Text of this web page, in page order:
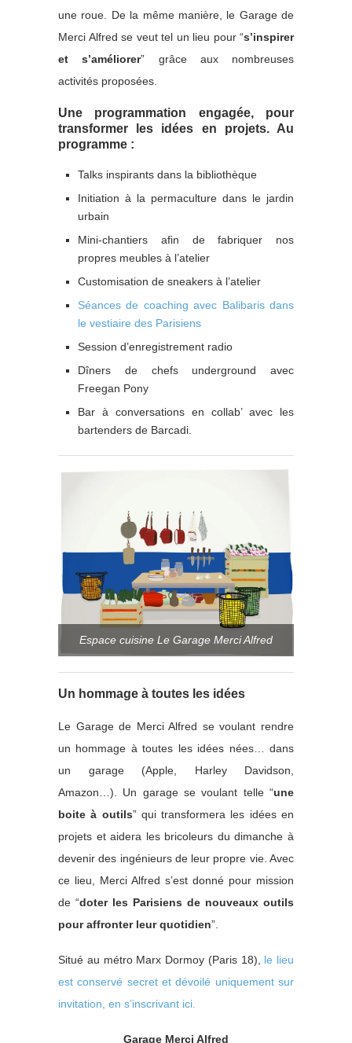
une roue. De la même manière, le Garage de
Merci Alfred se veut tel un lieu pour “s’inspirer
et s’améliorer” grâce aux nombreuses
activités proposées.
Une programmation engagée, pour
transformer les idées en projets. Au
programme :
Talks inspirants dans la bibliothèque
Initiation à la permaculture dans le jardin
urbain
Mini-chantiers afin de fabriquer nos
propres meubles à l’atelier
Customisation de sneakers à l’atelier
Séances de coaching avec Balibaris dans
le vestiaire des Parisiens
Session d’enregistrement radio
Dîners de chefs underground avec
Freegan Pony
Bar à conversations en collab’ avec les
bartenders de Barcadi.
Espace cuisine Le Garage Merci Alfred
Un hommage à toutes les idées
Le Garage de Merci Alfred se voulant rendre
un hommage à toutes les idées nées… dans
un garage (Apple, Harley Davidson,
Amazon…). Un garage se voulant telle “une
boite à outils” qui transformera les idées en
projets et aidera les bricoleurs du dimanche à
devenir des ingénieurs de leur propre vie. Avec
ce lieu, Merci Alfred s’est donné pour mission
de “doter les Parisiens de nouveaux outils
pour affronter leur quotidien”.
Situé au métro Marx Dormoy (Paris 18), le lieu
est conservé secret et dévoilé uniquement sur
invitation, en s’inscrivant ici.
Garage Merci Alfred